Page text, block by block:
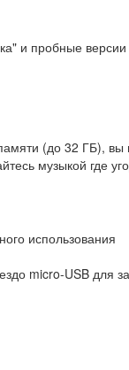
и пробные
(до 32 ГБ),
музыкой где
использования
micro-USB для